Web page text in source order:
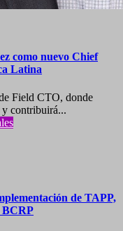
como nuevo Chief
Latina
Field CTO, donde
y contribuirá...
de TAPP,
BCRP